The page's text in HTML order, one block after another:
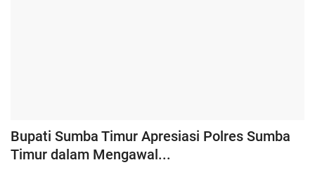
Bupati Sumba Timur Apresiasi Polres Sumba
Timur dalam Mengawal...